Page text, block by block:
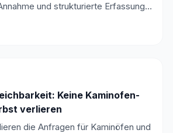
und strukturierte Erfassung
hilft.
Keine Kaminofen-
verlieren
die Anfragen für Kaminöfen und